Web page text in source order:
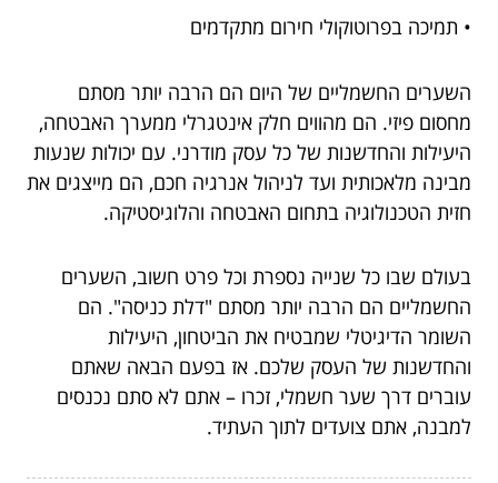
• תמיכה בפרוטוקולי חירום מתקדמים
השערים החשמליים של היום הם הרבה יותר מסתם
מחסום פיזי. הם מהווים חלק אינטגרלי ממערך האבטחה,
היעילות והחדשנות של כל עסק מודרני. עם יכולות שנעות
מבינה מלאכותית ועד לניהול אנרגיה חכם, הם מייצגים את
חזית הטכנולוגיה בתחום האבטחה והלוגיסטיקה.
בעולם שבו כל שנייה נספרת וכל פרט חשוב, השערים
החשמליים הם הרבה יותר מסתם "דלת כניסה". הם
השומר הדיגיטלי שמבטיח את הביטחון, היעילות
והחדשנות של העסק שלכם. אז בפעם הבאה שאתם
עוברים דרך שער חשמלי, זכרו – אתם לא סתם נכנסים
למבנה, אתם צועדים לתוך העתיד.